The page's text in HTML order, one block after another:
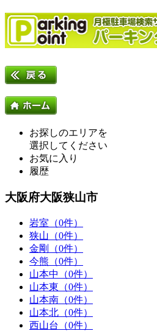
お探しのエリアを
選択してください
お気に入り
履歴
大阪府大阪狭山市
岩室（0件）
狭山（0件）
金剛（0件）
今熊（0件）
山本中（0件）
山本東（0件）
山本南（0件）
山本北（0件）
西山台（0件）